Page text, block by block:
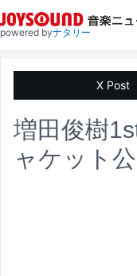
powered byナタリー
X Post
増田俊樹
ャケット